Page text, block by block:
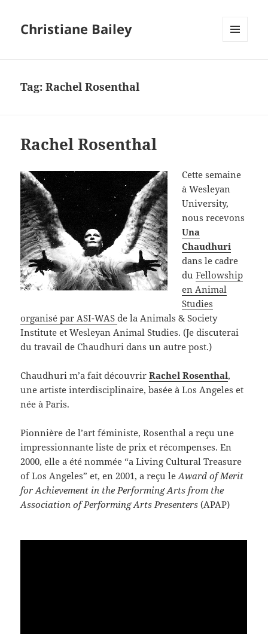
Christiane Bailey
Tag:Rachel Rosenthal
Rachel Rosenthal
Cette semaine
à Wesleyan
University,
nous recevons
Una
Chaudhuri
dans le cadre
duFellowship
en Animal
Studies
organisé par ASI-WASde la Animals & Society
Institute et Wesleyan Animal Studies. (Je discuterai
du travail de Chaudhuri dans un autre post.)
Chaudhuri m’a fait découvrirRachel Rosenthal,
une artiste interdisciplinaire, basée à Los Angeles et
née à Paris.
Pionnière de l’art féministe, Rosenthal a reçu une
impressionnante liste de prix et récompenses. En
2000, elle a été nommée “a Living Cultural Treasure
of Los Angeles” et, en 2001, a reçu leAward of Merit
for Achievement in the Performing Arts from the
Association of Performing Arts Presenters (APAP)